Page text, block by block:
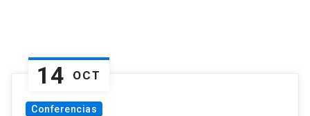
14 OCT
Conferencias